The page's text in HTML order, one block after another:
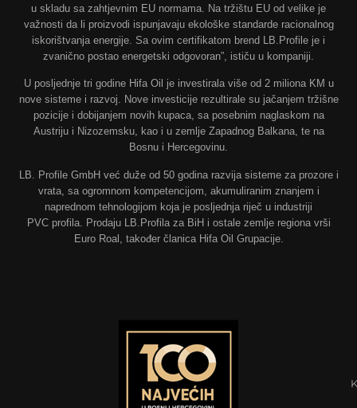
u skladu sa zahtjevnim EU normama. Na tržištu EU od velike je
važnosti da li proizvodi ispunjavaju ekološke standarde racionalnog
iskorištvanja energije. Sa ovim certifikatom brend LB.Profile je i
zvanično postao energetski odgovoran”, ističu u kompaniji.
U posljednje tri godine Hifa Oil je investirala više od 2 miliona KM u
nove sisteme i razvoj. Nove investicije rezultirale su jačanjem tržišne
pozicije i dobijanjem novih kupaca, sa posebnim naglaskom na
Austriju i Nizozemsku, kao i u zemlje Zapadnog Balkana, te na
Bosnu i Hercegovinu.
LB. Profile GmbH već duže od 50 godina razvija sisteme za prozore i
vrata, sa ogromnom kompetencijom, akumuliranim znanjem i
naprednom tehnologijom koja je posljednja riječ u industriji
PVC profila. Prodaju LB.Profila za BiH i ostale zemlje regiona vrši
Euro Roal, također članica Hifa Oil Grupacije.